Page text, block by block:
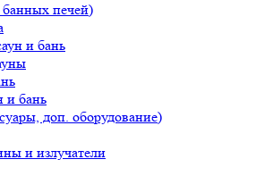
печей)
и бань
и бань
доп. оборудование)
и излучатели